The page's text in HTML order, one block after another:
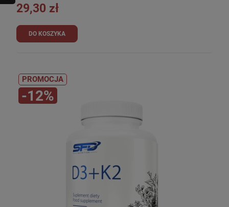
29,30 zł
DO KOSZYKA
PROMOCJA
-12%